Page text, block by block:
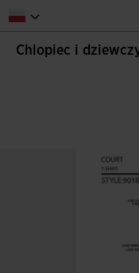
Jedyna
Chlopiec i